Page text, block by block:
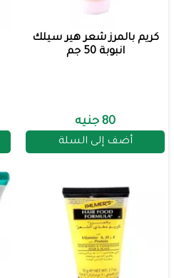
كريم بالمرز شعر هير سيلك
انبوبة 50 جم
80 جنيه
أضف إلى السلة